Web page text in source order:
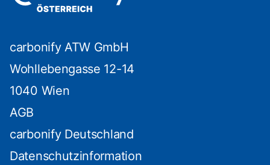
carbonify ATW GmbH
Wohllebengasse 12-14
1040 Wien
AGB
carbonify Deutschland
Datenschutzinformation